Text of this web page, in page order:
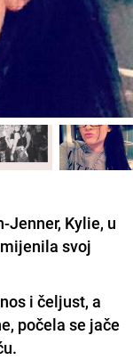
Kylie, u
svoj
i čeljust, a
počela se jače